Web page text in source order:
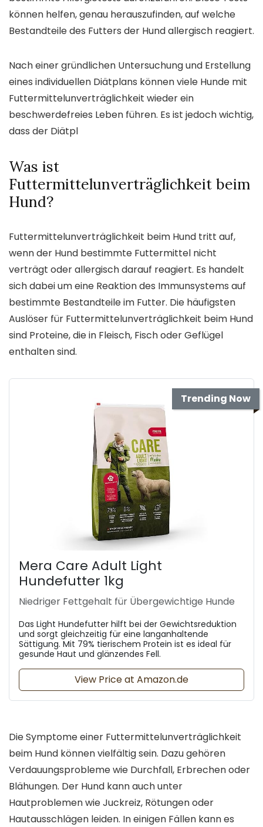
können helfen, genau herauszufinden, auf welche
Bestandteile des Futters der Hund allergisch reagiert.
Nach einer gründlichen Untersuchung und Erstellung
eines individuellen Diätplans können viele Hunde mit
Futtermittelunverträglichkeit wieder ein
beschwerdefreies Leben führen. Es ist jedoch wichtig,
dass der Diätpl
Was ist
Futtermittelunverträglichkeit beim
Hund?
Futtermittelunverträglichkeit beim Hund tritt auf,
wenn der Hund bestimmte Futtermittel nicht
verträgt oder allergisch darauf reagiert. Es handelt
sich dabei um eine Reaktion des Immunsystems auf
bestimmte Bestandteile im Futter. Die häufigsten
Auslöser für Futtermittelunverträglichkeit beim Hund
sind Proteine, die in Fleisch, Fisch oder Geflügel
enthalten sind.
Trending Now
Mera Care Adult Light
Hundefutter 1kg
Niedriger Fettgehalt für Übergewichtige Hunde
Das Light Hundefutter hilft bei der Gewichtsreduktion
und sorgt gleichzeitig für eine langanhaltende
Sättigung. Mit 79% tierischem Protein ist es ideal für
gesunde Haut und glänzendes Fell.
View Price at Amazon.de
Die Symptome einer Futtermittelunverträglichkeit
beim Hund können vielfältig sein. Dazu gehören
Verdauungsprobleme wie Durchfall, Erbrechen oder
Blähungen. Der Hund kann auch unter
Hautproblemen wie Juckreiz, Rötungen oder
Hautausschlägen leiden. In einigen Fällen kann es